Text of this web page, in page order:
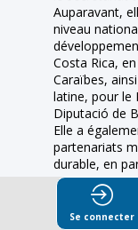
Auparavant,
niveau
Costa Rica,
Caraïbes,
latine, pour le
Diputació de
Elle a
partenariats
durable, en
organisations
Mme Garrido
Se connecter